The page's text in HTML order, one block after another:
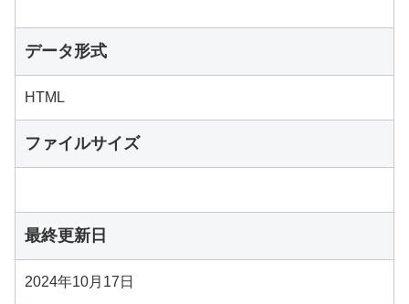
データ形式
HTML
ファイルサイズ
最終更新日
2024年10月17日